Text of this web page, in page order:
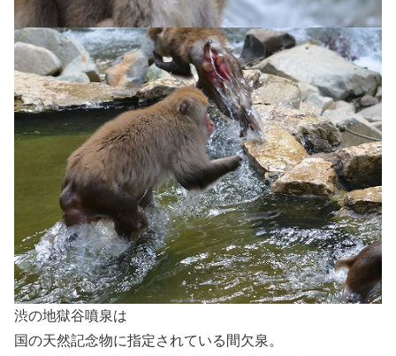
渋の地獄谷噴泉は
国の天然記念物に指定されている間欠泉。